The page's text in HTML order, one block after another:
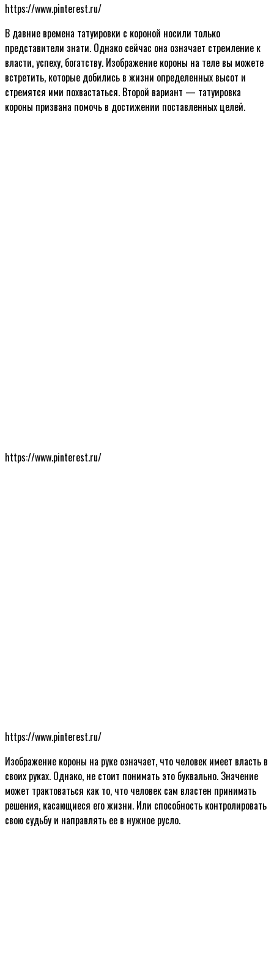
https://www.pinterest.ru/
В давние времена татуировки с короной носили только
представители знати. Однако сейчас она означает стремление к
власти, успеху, богатству. Изображение короны на теле вы можете
встретить, которые добились в жизни определенных высот и
стремятся ими похвастаться. Второй вариант — татуировка
короны призвана помочь в достижении поставленных целей.
https://www.pinterest.ru/
https://www.pinterest.ru/
Изображение короны на руке означает, что человек имеет власть в
своих руках. Однако, не стоит понимать это буквально. Значение
может трактоваться как то, что человек сам властен принимать
решения, касающиеся его жизни. Или способность контролировать
свою судьбу и направлять ее в нужное русло.